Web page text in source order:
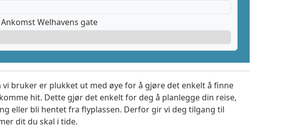
Ankomst Welhavens gate
bruker er plukket ut med øye for å gjøre det enkelt å finne
hit. Dette gjør det enkelt for deg å planlegge din reise,
eller bli hentet fra flyplassen. Derfor gir vi deg tilgang til
dit du skal i tide.